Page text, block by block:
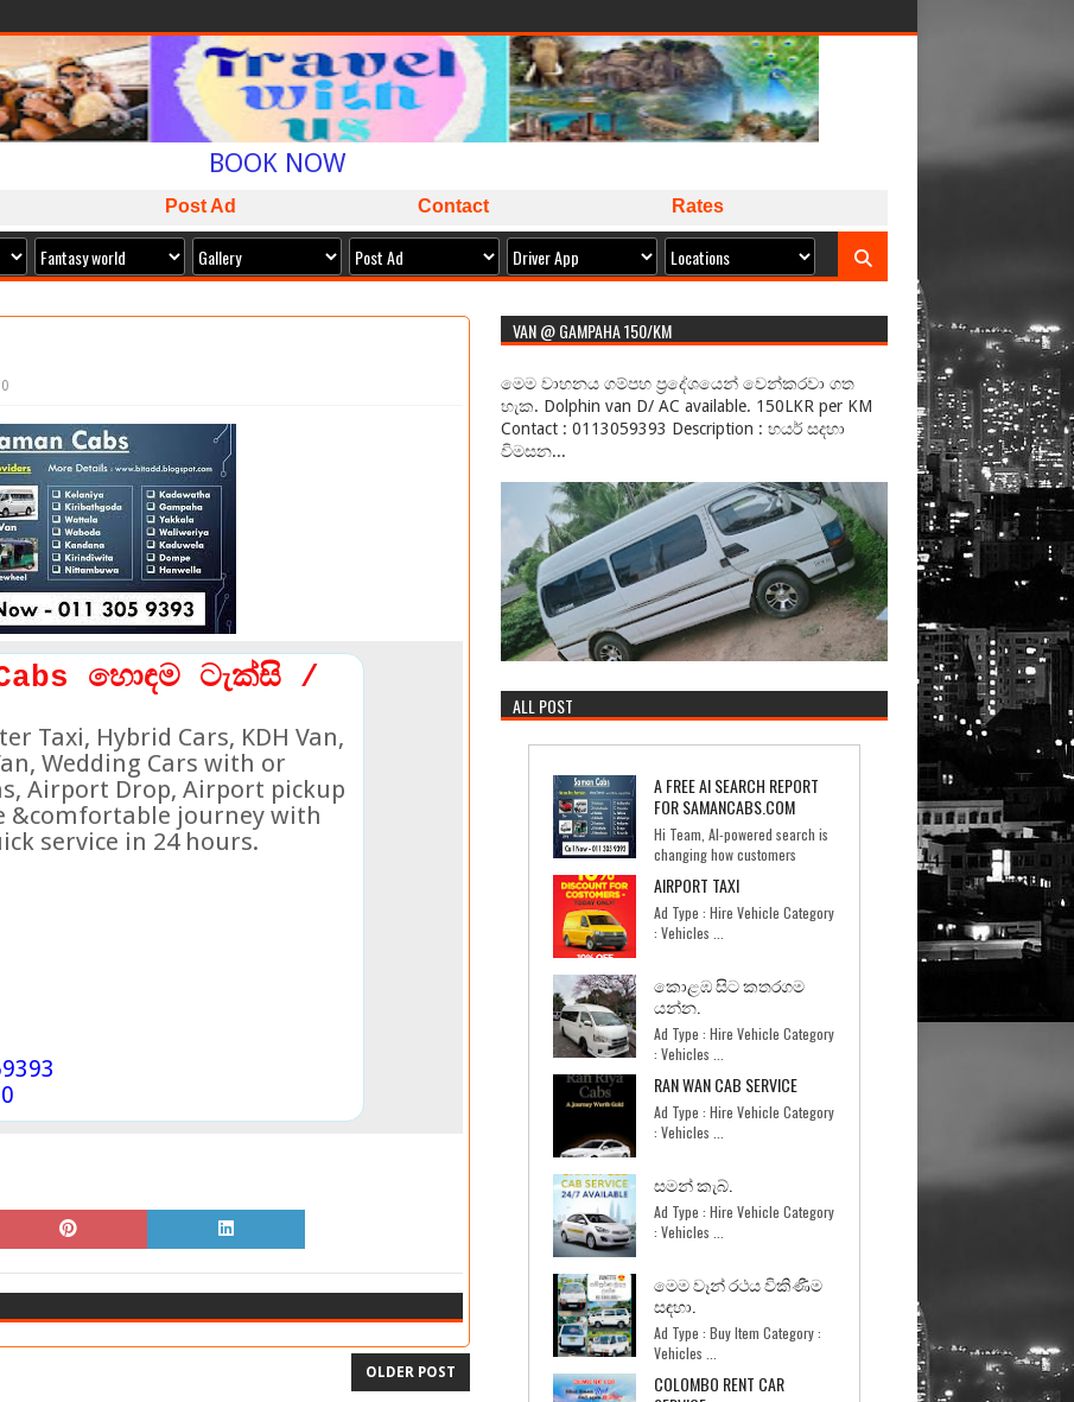
WELCOME TO
SAMAN CABS
BOOK NOW
ISLAND WIDE SERVICE
PACKAGES AVAILABLE
ඔබට අවශ්‍ය කාර් ලොරි බස් අඩුම මිලට අපෙන් !
Post Ad Contact Rates
0
හොඳම ටැක්සි /
Taxi, Hybrid Cars, KDH Van,
Wedding Cars with or
Airport Drop, Airport pickup
&comfortable journey with
service in 24 hours.
OLDER POST
VAN @ GAMPAHA 150/KM
මෙම වාහනය ගම්පහ ප්‍රදේශයෙන් වෙන්කරවා ගත
හැක. Dolphin van D/ AC available. 150LKR per KM
Contact : 0113059393 Description : හයර් සදහා
විමසන...
ALL POST
A FREE AI SEARCH REPORT
FOR SAMANCABS.COM
Hi Team, AI-powered search is
changing how customers
discover businesses. I too...
AIRPORT TAXI
Ad Type : Hire Vehicle Category
: Vehicles ...
කොළඹ සිට කතරගම
යන්න.
Ad Type : Hire Vehicle Category
: Vehicles ...
RAN WAN CAB SERVICE
Ad Type : Hire Vehicle Category
: Vehicles ...
සමන් කැබ්.
Ad Type : Hire Vehicle Category
: Vehicles ...
මෙම වෑන් රථය විකිණීම
සඳහා.
Ad Type : Buy Item Category :
Vehicles ...
COLOMBO RENT CAR